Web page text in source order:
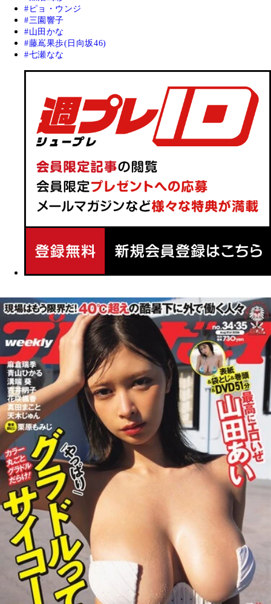
ピョ・ウンジ
三園響子
山田かな
藤嶌果歩(日向坂46)
七瀬なな